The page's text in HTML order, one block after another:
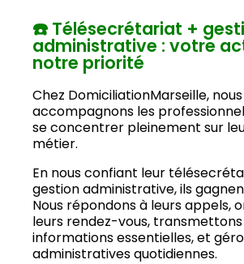
☎️ Télésecrétariat +
administrative : votre
notre priorité
Chez DomiciliationMarseille, nous
accompagnons les
se concentrer pleinement sur
métier.
En nous confiant leur
gestion administrative, ils
Nous répondons à leurs appels,
leurs rendez-vous,
informations essentielles, et
administratives quotidiennes.